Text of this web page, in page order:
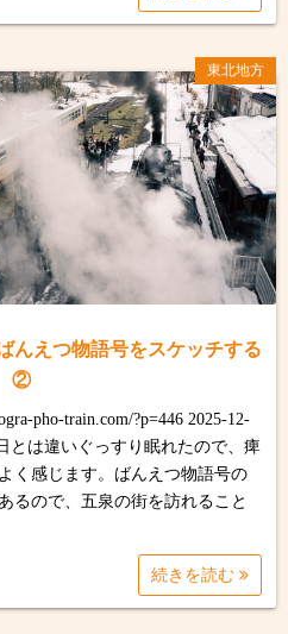
東北地方
んえつ物語号をスケッチする
②
pho-train.com/?p=446 2025-12-
は違いぐっすり眠れたので、痺
く感じます。ばんえつ物語号の
るので、五泉の街を訪れること
続きを読む